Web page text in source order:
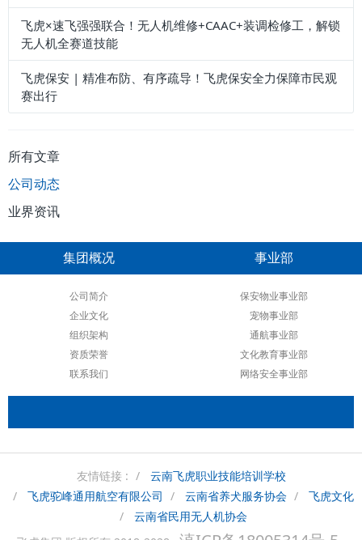
飞虎×速飞强强联合！无人机维修+CAAC+装调检修工，解锁
无人机全赛道技能
飞虎保安 | 精准布防、有序疏导！飞虎保安全力保障市民观
赛出行
所有文章
公司动态
业界资讯
集团概况
公司简介
企业文化
组织架构
资质荣誉
联系我们
事业部
保安物业事业部
宠物事业部
通航事业部
文化教育事业部
网络安全事业部
友情链接 :
云南飞虎职业技能培训学校
飞虎驼峰通用航空有限公司
云南省养犬服务协会
飞虎文化
云南省民用无人机协会